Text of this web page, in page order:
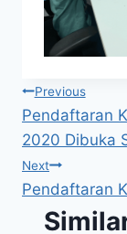
Post
Previous
Pendaftaran
2020 Dibuka
Next
Pendaftaran